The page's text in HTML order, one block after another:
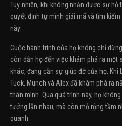
Tuy nhiên, khi không nhận được sự hỗ
quyết định tự mình giải mã và tìm
này.
Cuộc hành trình của họ không chỉ
còn dẫn họ đến việc khám phá ra một
khác, đang cần sự giúp đỡ của họ.
Tuck, Munch và Alex đã khám phá ra
thân mình. Qua quá trình này, họ
tưởng lẫn nhau, mà còn mở rộng tầm
quanh.